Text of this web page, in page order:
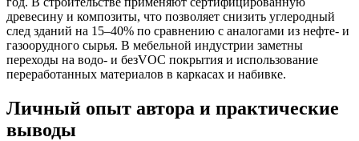
древесину и композиты, что позволяет снизить углеродный
след зданий на 15–40% по сравнению с аналогами из нефте- и
газоорудного сырья. В мебельной индустрии заметны
переходы на водо- и безVOC покрытия и использование
переработанных материалов в каркасах и набивке.
Личный опыт автора и практические
выводы